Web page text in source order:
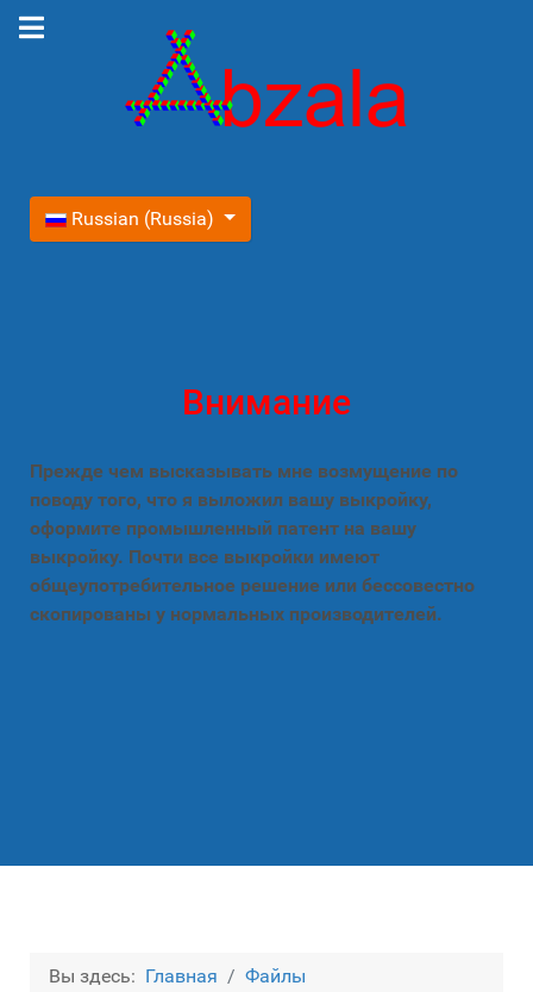
Выберите язык
Russian (Russia)
Внимание
Прежде чем высказывать мне возмущение по
поводу того, что я выложил вашу выкройку,
оформите промышленный патент на вашу
выкройку. Почти все выкройки имеют
общеупотребительное решение или бессовестно
скопированы у нормальных производителей.
Вы здесь: Главная
Файлы